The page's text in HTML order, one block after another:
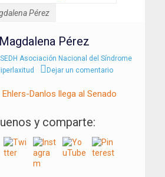
Pérez
Pérez
Asociación Nacional del Síndrome
Dejar un comentario
y comparte: